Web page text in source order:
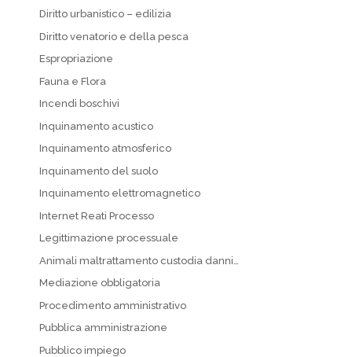
Diritto urbanistico – edilizia
Diritto venatorio e della pesca
Espropriazione
Fauna e Flora
Incendi boschivi
Inquinamento acustico
Inquinamento atmosferico
Inquinamento del suolo
Inquinamento elettromagnetico
Internet Reati Processo
Legittimazione processuale
Animali maltrattamento custodia danni…
Mediazione obbligatoria
Procedimento amministrativo
Pubblica amministrazione
Pubblico impiego